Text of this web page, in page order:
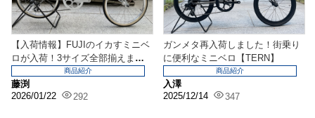
【入荷情報】FUJIのイカすミニベ
ロが入荷！3サイズ全部揃えまし
藤渕
2026/01/22
292
商品紹介
ガンメタ再入荷しました！街乗り
に便利なミニベロ【TERN】
入澤
2025/12/14
347
商品紹介